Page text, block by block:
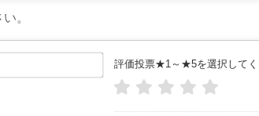
お
名
や
評価投票★1～★5を選択してく